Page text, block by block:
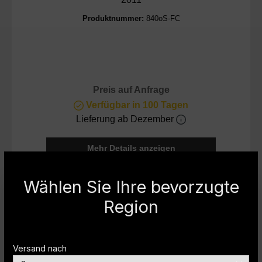
Produktnummer: 840oS-FC
Preis auf Anfrage
Verfügbar in 100 Tagen
Lieferung ab Dezember
Mehr Details anzeigen
Produktgalerie überspringen
Zubehör
Wählen Sie Ihre bevorzugte
Region
Versand nach